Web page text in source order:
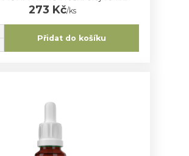
273 Kč/ks
Přidat do košíku